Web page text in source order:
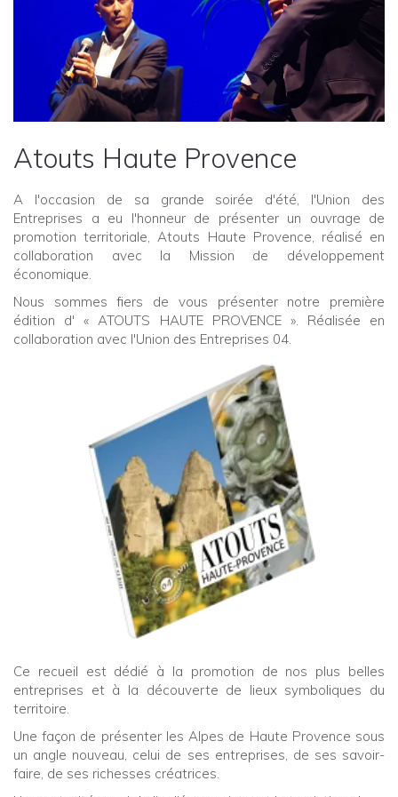
Atouts Haute Provence
A l'occasion de sa grande soirée d'été, l'Union des
Entreprises a eu l'honneur de présenter un ouvrage de
promotion territoriale, Atouts Haute Provence, réalisé en
collaboration avec la Mission de développement
économique.
Nous sommes fiers de vous présenter notre première
édition d' « ATOUTS HAUTE PROVENCE ». Réalisée en
collaboration avec l'Union des Entreprises 04.
Ce recueil est dédié à la promotion de nos plus belles
entreprises et à la découverte de lieux symboliques du
territoire.
Une façon de présenter les Alpes de Haute Provence sous
un angle nouveau, celui de ses entreprises, de ses savoir-
faire, de ses richesses créatrices.